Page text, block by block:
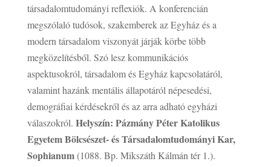
társadalomtudományi reflexiók. A konferencián
megszólaló tudósok, szakemberek az Egyház és a
modern társadalom viszonyát járják körbe több
megközelítésből. Szó lesz kommunikációs
aspektusokról, társadalom és Egyház kapcsolatáról,
valamint hazánk mentális állapotáról népesedési,
demográfiai kérdésekről és az arra adható egyházi
válaszokról. Helyszín: Pázmány Péter Katolikus
Egyetem Bölcsészet- és Társadalomtudományi Kar,
Sophianum(1088. Bp. Mikszáth Kálmán tér 1.).